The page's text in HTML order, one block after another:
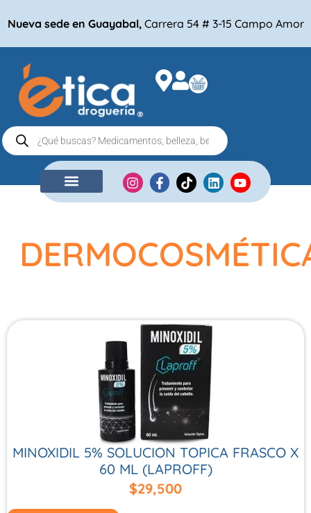
Nueva sede en Guayabal, Carrera 54 # 3-15 Campo Amor
MINOXIDIL 5% SOLUCION TOPICA FRASCO X
60 ML (LAPROFF)
$29,500